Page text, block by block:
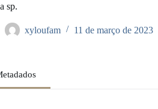
sp.
xyloufam 11 de março de 2023